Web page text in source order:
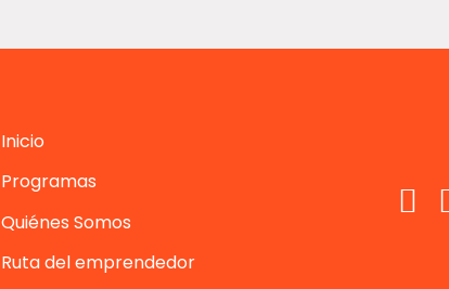
Inicio
Programas
Quiénes Somos
Ruta del emprendedor